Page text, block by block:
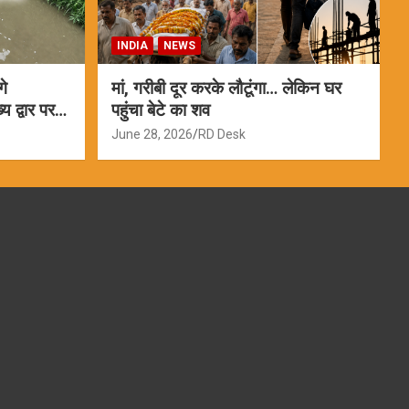
पर
INDIA NEWS
मां, गरीबी दूर करके लौटूंगा… लेकिन घर
पहुंचा बेटे का शव
June 28, 2026 RD Desk